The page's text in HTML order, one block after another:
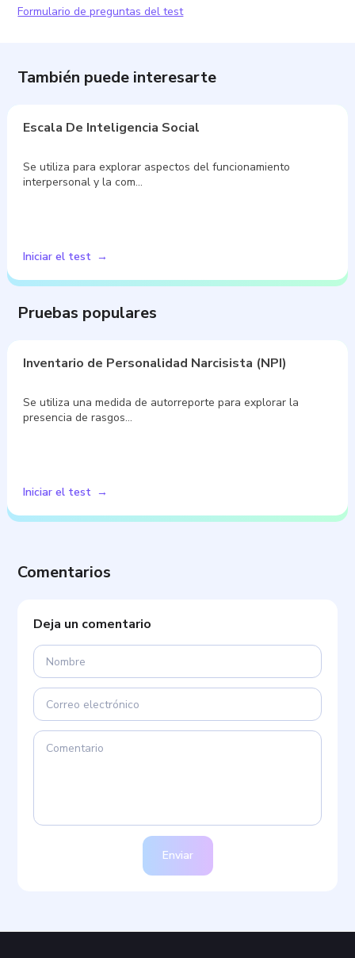
Formulario de preguntas del test
También puede interesarte
Escala De Inteligencia Social
Se utiliza para explorar aspectos del funcionamiento
interpersonal y la com…
Iniciar el test
Pruebas populares
Inventario de Personalidad Narcisista (NPI)
Se utiliza una medida de autorreporte para explorar la
presencia de rasgos…
Iniciar el test
Comentarios
Deja un comentario
Enviar